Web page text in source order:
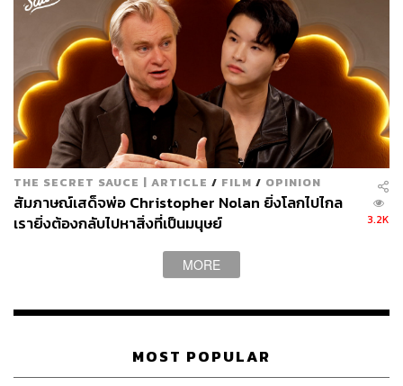
THE SECRET SAUCE | ARTICLE / FILM / OPINION
สัมภาษณ์เสด็จพ่อ Christopher Nolan ยิ่งโลกไปไกล
เรายิ่งต้องกลับไปหาสิ่งที่เป็นมนุษย์
3.2K
MORE
MOST POPULAR